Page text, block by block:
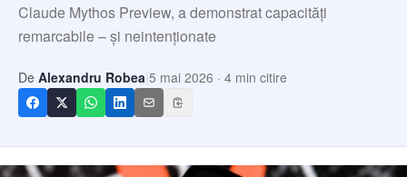
Echipa
Claude Mythos Preview, a demonstrat capacități
remarcabile – și neintenționate
De Alexandru Robea|5 mai 2026 · 4 min citire